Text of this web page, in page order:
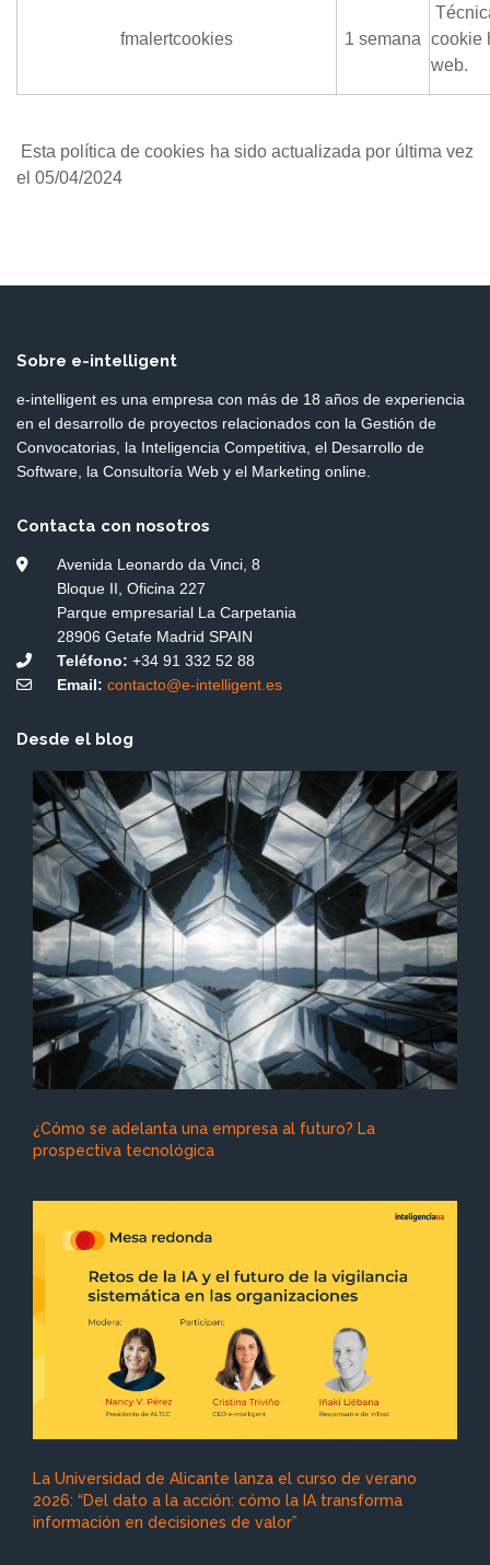
fmalertcookies 1 semana cookie
web.
Esta política de cookies ha sido actualizada por última vez
el 05/04/2024
Sobre e-intelligent
e-intelligent es una empresa con más de 18 años de experiencia
en el desarrollo de proyectos relacionados con la Gestión de
Convocatorias, la Inteligencia Competitiva, el Desarrollo de
Software, la Consultoría Web y el Marketing online.
Contacta con nosotros
Avenida Leonardo da Vinci, 8
Bloque II, Oficina 227
Parque empresarial La Carpetania
28906 Getafe Madrid SPAIN
Teléfono: +34 91 332 52 88
Email: contacto@e-intelligent.es
Desde el blog
¿Cómo se adelanta una empresa al futuro? La
prospectiva tecnológica
La Universidad de Alicante lanza el curso de verano
2026: “Del dato a la acción: cómo la IA transforma
información en decisiones de valor”